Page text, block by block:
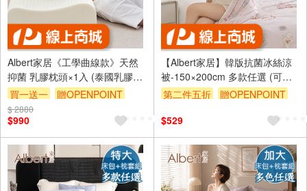
Albert家居《工學曲線款》天然
抑菌 乳膠枕頭×1入 (泰國乳膠原
料)
買一送一 贈OPENPOINT
$ 2880
$990
【Albert家居】韓版抗菌冰絲涼
被-150×200cm 多款任選 (可水
洗/冰冰被/涼感絲/隨身被)
第二件五折
贈OPENPOINT
$529